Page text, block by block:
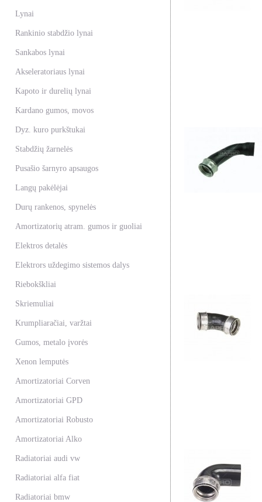
Lynai
Rankinio stabdžio lynai
Sankabos lynai
Akseleratoriaus lynai
Kapoto ir durelių lynai
Kardano gumos, movos
Dyz. kuro purkštukai
Stabdžių žarnelės
Pusašio šarnyro apsaugos
Langų pakėlėjai
Durų rankenos, spynelės
Amortizatorių atram. gumos ir guoliai
Elektros detalės
Elektrors uždegimo sistemos dalys
Riebokškliai
Skriemuliai
Krumpliaračiai, varžtai
Gumos, metalo įvorės
Xenon lemputės
Amortizatoriai Corven
Amortizatoriai GPD
Amortizatoriai Robusto
Amortizatoriai Alko
Radiatoriai audi vw
Radiatoriai alfa fiat
Radiatoriai bmw